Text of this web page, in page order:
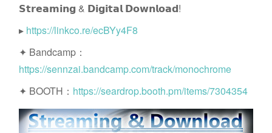
𝗦𝘁𝗿𝗲𝗮𝗺𝗶𝗻𝗴 & 𝗗𝗶𝗴𝗶𝘁𝗮𝗹 𝗗𝗼𝘄𝗻𝗹𝗼𝗮𝗱!
▸ https://linkco.re/ecBYy4F8
✦ Bandcamp：
https://sennzai.bandcamp.com/track/monochrome
✦ BOOTH： https://seardrop.booth.pm/items/7304354